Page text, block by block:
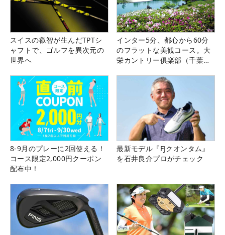
スイスの叡智が生んだTPTシ
ャフトで、ゴルフを異次元の
世界へ
インター5分、都心から60分
のフラットな美観コース。大
栄カントリー俱楽部（千葉
8-9月のプレーに2回使える！
コース限定2,000円クーポン
配布中！
最新モデル『FJクオンタム』
を石井良介プロがチェック